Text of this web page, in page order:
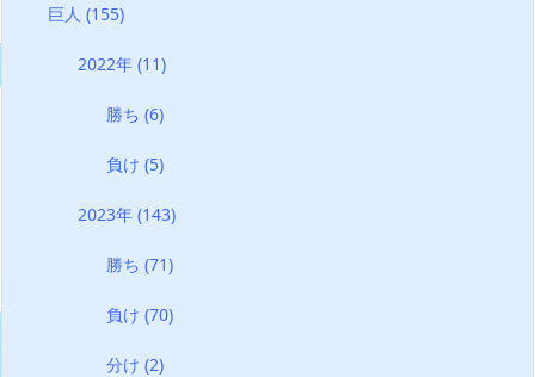
巨人(155)
2022年 (11)
勝ち(6)
負け(5)
2023年 (143)
勝ち(71)
負け(70)
分け(2)